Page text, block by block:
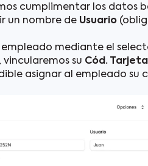
cumplimentar los datos
un nombre de Usuario
mediante el
vincularemos su Cód. Tarjeta
asignar al empleado su